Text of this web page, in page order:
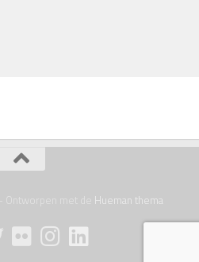
- Ontworpen met de Hueman thema